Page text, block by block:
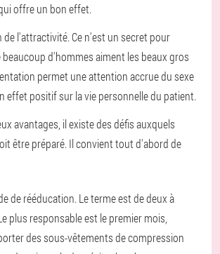
offre un bon effet.
l'attractivité. Ce n'est un secret pour
d'hommes aiment les beaux gros
permet une attention accrue du sexe
effet positif sur la vie personnelle du patient.
avantages, il existe des défis auxquels
être préparé. Il convient tout d'abord de
de rééducation. Le terme est de deux à
plus responsable est le premier mois,
des sous-vêtements de compression